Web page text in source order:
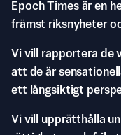
Epoch Times är en
främst riksnyheter
Vi vill rapportera de
att de är
ett långsiktigt
Vi vill upprätthålla